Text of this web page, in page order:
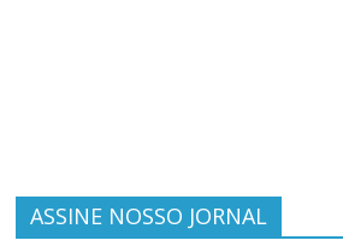
ASSINE NOSSO JORNAL